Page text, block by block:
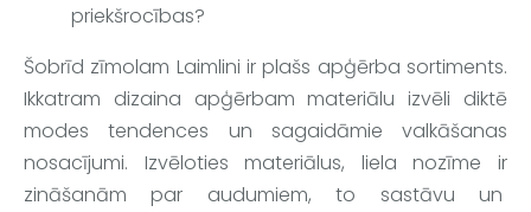
priekšrocības?
Šobrīd zīmolam Laimlini
Ikkatram dizaina apģērbam materiālu izvēli diktē
modes tendences un sagaidāmie valkāšanas
nosacījumi. Izvēloties materiālus, liela nozīme ir
zināšanām par audumiem, to sastāvu un